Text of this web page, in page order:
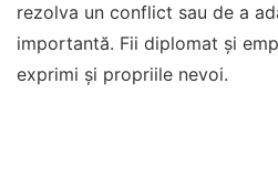
rezolva un conflict sau de a
importantă. Fii diplomat și
exprimi și propriile nevoi.